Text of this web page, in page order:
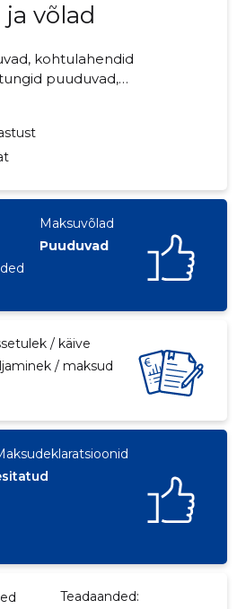
võlad
kohtulahendid
puuduvad,
Maksuvõlad
Puuduvad
/ käive
/ maksud
Teadaanded: